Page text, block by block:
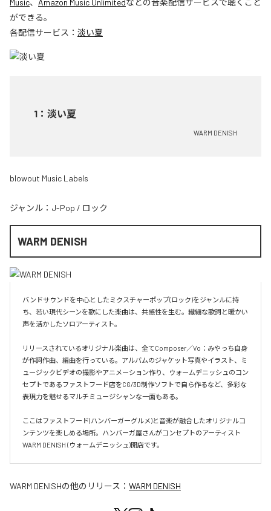
ができる。
各配信サービス： 淡い夏
1 ： 淡い夏
WARM DENISH
blowout Music Labels
ジャンル： J-Pop / ロック
WARM DENISH
バンドサウンドを中心としたミクスチャーポップ(ロック)をジャンルに持
ち、若い現代シーンを歌にした楽曲は、共感性を生む。繊細な歌詞と暖かい
声を活かしたソロアーティスト。
リリースされているオリジナル楽曲は、全てComposer／Vo：みやっち自身
が作詞作曲、編曲を行っている。アルバムのジャケット写真やイラスト、ミ
ュージックビデオの撮影やアニメーション作り、ウォームデニッシュのコン
セプトであるファストフード店をCG/3D制作ソフトで自ら作るなど、多彩な
表現力を魅せるマルチミュージシャンな一面もある。
ここはファストフード(ハンバーガーグルメ)と音楽が融合したオリジナルコ
ンテンツを楽しめる場所。ハンバーガ屋さんがコンセプトのアーティスト
WARM DENISH (ウォームデニッシュ)開店です。
WARM DENISHの他のリリース： WARM DENISH